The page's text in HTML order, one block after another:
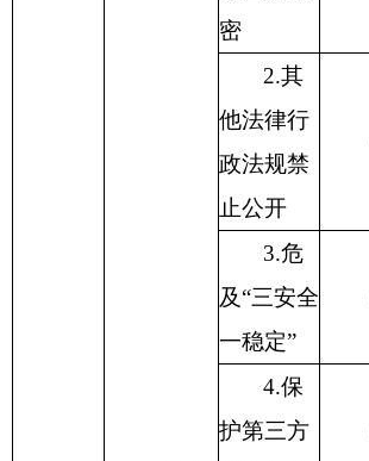
密
2.其
他法律行
政法规禁
止公开
3.危
及“三安全
一稳定”
4.保
护第三方